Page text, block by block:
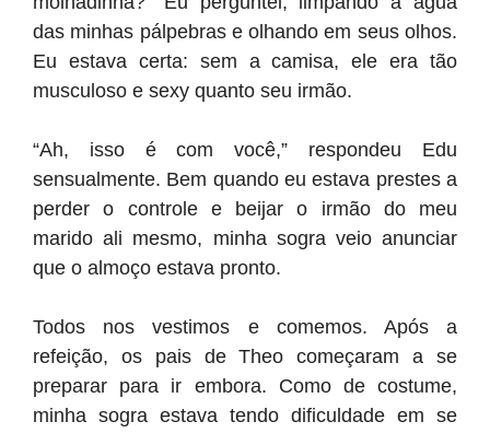
das minhas pálpebras e olhando em seus olhos.
Eu estava certa: sem a camisa, ele era tão
musculoso e sexy quanto seu irmão.
“Ah, isso é com você,” respondeu Edu
sensualmente. Bem quando eu estava prestes a
perder o controle e beijar o irmão do meu
marido ali mesmo, minha sogra veio anunciar
que o almoço estava pronto.
Todos nos vestimos e comemos. Após a
refeição, os pais de Theo começaram a se
preparar para ir embora. Como de costume,
minha sogra estava tendo dificuldade em se